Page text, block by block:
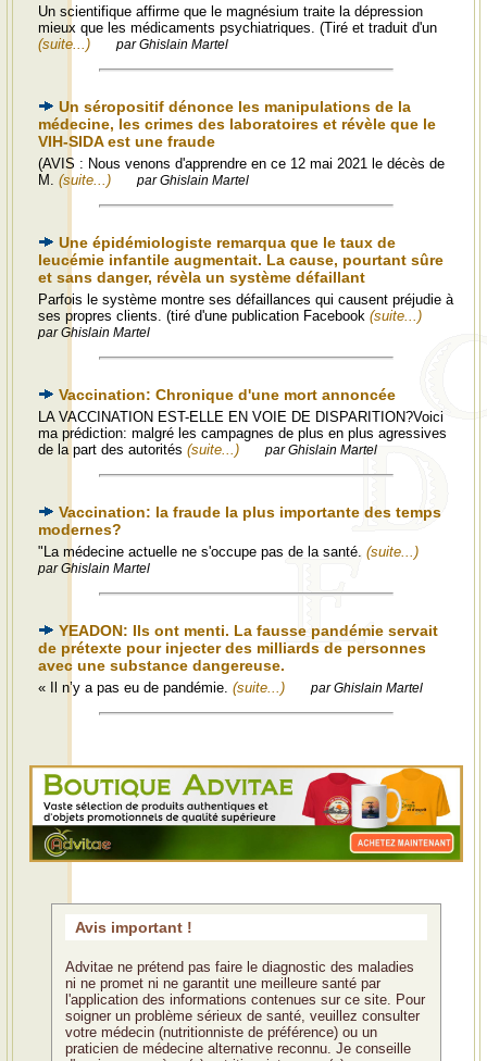
Un scientifique affirme que le magnésium traite la dépression
mieux que les médicaments psychiatriques. (Tiré et traduit d'un
(suite...)
par Ghislain Martel
Un séropositif dénonce les manipulations de la
médecine, les crimes des laboratoires et révèle que le
VIH-SIDA est une fraude
(AVIS : Nous venons d'apprendre en ce 12 mai 2021 le décès de
M. (suite...) par Ghislain Martel
Une épidémiologiste remarqua que le taux de
leucémie infantile augmentait. La cause, pourtant sûre
et sans danger, révèla un système défaillant
Parfois le système montre ses défaillances qui causent préjudie à
ses propres clients. (tiré d'une publication Facebook (suite...)
par Ghislain Martel
Vaccination: Chronique d'une mort annoncée
LA VACCINATION EST-ELLE EN VOIE DE DISPARITION?Voici
ma prédiction: malgré les campagnes de plus en plus agressives
de la part des autorités (suite...) par Ghislain Martel
Vaccination: la fraude la plus importante des temps
modernes?
"La médecine actuelle ne s'occupe pas de la santé. (suite...)
par Ghislain Martel
YEADON: Ils ont menti. La fausse pandémie servait
de prétexte pour injecter des milliards de personnes
avec une substance dangereuse.
« Il n’y a pas eu de pandémie. (suite...) par Ghislain Martel
Avis important !
Advitae ne prétend pas faire le diagnostic des maladies
ni ne promet ni ne garantit une meilleure santé par
l'application des informations contenues sur ce site. Pour
soigner un problème sérieux de santé, veuillez consulter
votre médecin (nutritionniste de préférence) ou un
praticien de médecine alternative reconnu. Je conseille